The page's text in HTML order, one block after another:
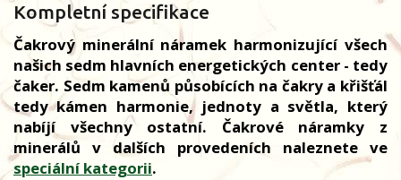
Kompletní specifikace
Čakrový minerální náramek harmonizující všech
našich sedm hlavních energetických center - tedy
čaker. Sedm kamenů působících na čakry a křišťál
tedy kámen harmonie, jednoty a světla, který
nabíjí všechny ostatní. Čakrové náramky z
minerálů v dalších provedeních naleznete ve
speciální kategorii.